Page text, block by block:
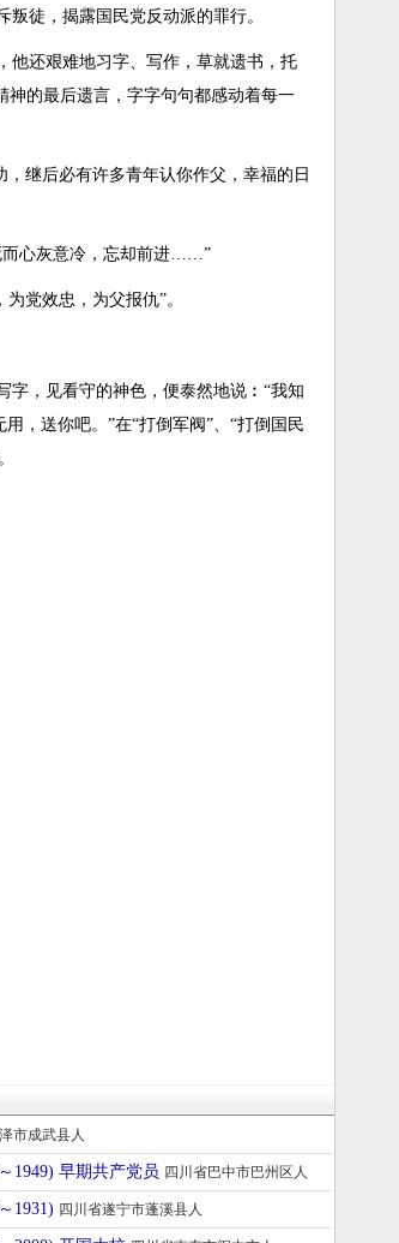
徒，揭露国民党反动派的罪行。
他还艰难地习字、写作，草就遗书，托
神的最后遗言，字字句句都感动着每一
继后必有许多青年认你作父，幸福的日
而心灰意冷，忘却前进……”
党效忠，为父报仇”。
字，见看守的神色，便泰然地说︰“我知
，送你吧。”在“打倒军阀”、“打倒国民
市成武县人
1949) 早期共产党员 四川省巴中市巴州区人
1931) 四川省遂宁市蓬溪县人